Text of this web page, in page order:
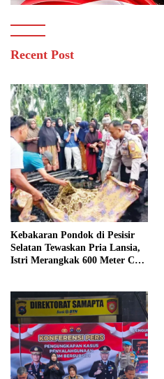
Recent Post
Kebakaran Pondok di Pesisir
Selatan Tewaskan Pria Lansia,
Istri Merangkak 600 Meter Cari